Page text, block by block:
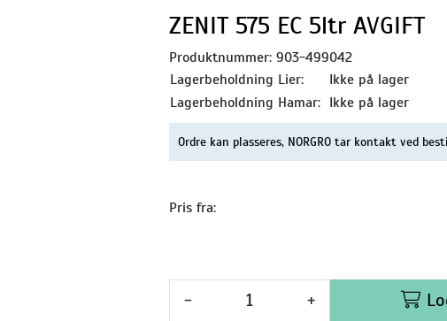
ZENIT 575 EC 5ltr AVGIFT
Produktnummer: 903-499042
Lagerbeholdning Lier:
Ikke på lager
Lagerbeholdning Hamar: Ikke på lager
Ordre kan plasseres, NORGRO tar kontakt ved
Pris fra:
- +